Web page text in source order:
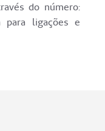
do número:
para ligações e